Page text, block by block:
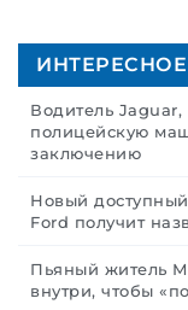
ИНТЕРЕСНОЕ
Водитель Jaguar,
полицейскую
заключению
Новый
Ford получит
Пьяный житель
внутри, чтобы